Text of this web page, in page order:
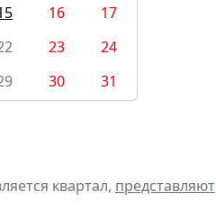
16
17
23
24
30 31
квартал, представляют